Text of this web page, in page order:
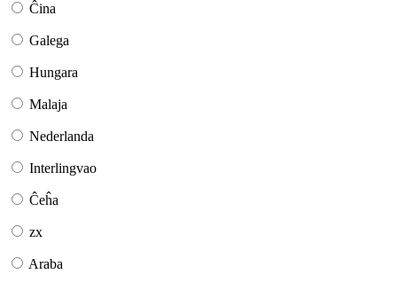
Ĉina
Galega
Hungara
Malaja
Nederlanda
Interlingvao
Ĉeĥa
zx
Araba